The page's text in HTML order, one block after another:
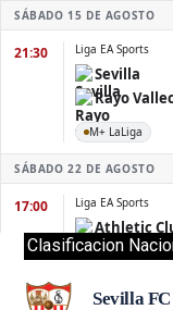
Clasificacion